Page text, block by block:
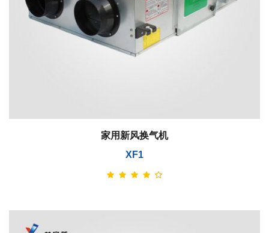
家用新风换气机
XF1